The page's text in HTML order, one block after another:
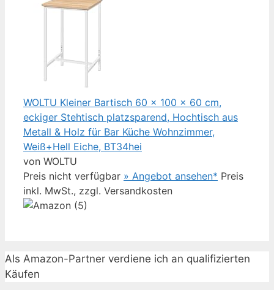
WOLTU Kleiner Bartisch 60 x 100 x 60 cm,
eckiger Stehtisch platzsparend, Hochtisch aus
Metall & Holz für Bar Küche Wohnzimmer,
Weiß+Hell Eiche, BT34hei
von WOLTU
Preis nicht verfügbar » Angebot ansehen* Preis
inkl. MwSt., zzgl. Versandkosten
Als Amazon-Partner verdiene ich an qualifizierten
Käufen